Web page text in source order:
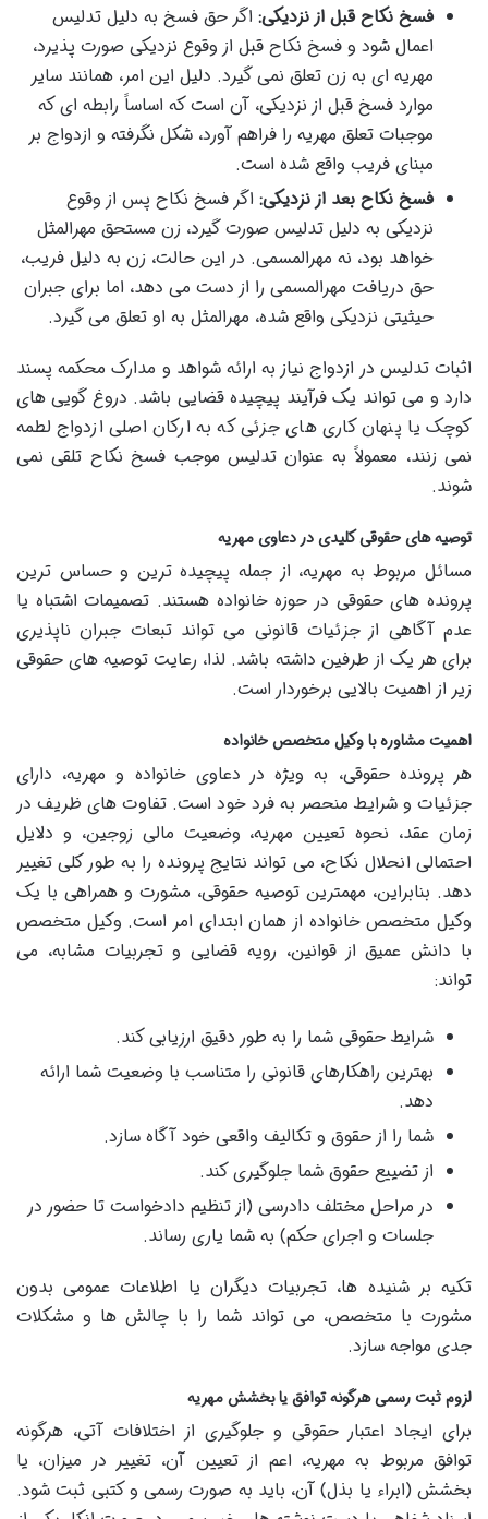
فسخ نکاح قبل از نزدیکی: اگر حق فسخ به دلیل تدلیس
اعمال شود و فسخ نکاح قبل از وقوع نزدیکی صورت پذیرد،
مهریه ای به زن تعلق نمی گیرد. دلیل این امر، همانند سایر
موارد فسخ قبل از نزدیکی، آن است که اساساً رابطه ای که
موجبات تعلق مهریه را فراهم آورد، شکل نگرفته و ازدواج بر
مبنای فریب واقع شده است.
فسخ نکاح بعد از نزدیکی: اگر فسخ نکاح پس از وقوع
نزدیکی به دلیل تدلیس صورت گیرد، زن مستحق مهرالمثل
خواهد بود، نه مهرالمسمی. در این حالت، زن به دلیل فریب،
حق دریافت مهرالمسمی را از دست می دهد، اما برای جبران
حیثیتی نزدیکی واقع شده، مهرالمثل به او تعلق می گیرد.
اثبات تدلیس در ازدواج نیاز به ارائه شواهد و مدارک محکمه پسند
دارد و می تواند یک فرآیند پیچیده قضایی باشد. دروغ گویی های
کوچک یا پنهان کاری های جزئی که به ارکان اصلی ازدواج لطمه
نمی زنند، معمولاً به عنوان تدلیس موجب فسخ نکاح تلقی نمی
شوند.
توصیه های حقوقی کلیدی در دعاوی مهریه
مسائل مربوط به مهریه، از جمله پیچیده ترین و حساس ترین
پرونده های حقوقی در حوزه خانواده هستند. تصمیمات اشتباه یا
عدم آگاهی از جزئیات قانونی می تواند تبعات جبران ناپذیری
برای هر یک از طرفین داشته باشد. لذا، رعایت توصیه های حقوقی
زیر از اهمیت بالایی برخوردار است.
اهمیت مشاوره با وکیل متخصص خانواده
هر پرونده حقوقی، به ویژه در دعاوی خانواده و مهریه، دارای
جزئیات و شرایط منحصر به فرد خود است. تفاوت های ظریف در
زمان عقد، نحوه تعیین مهریه، وضعیت مالی زوجین، و دلایل
احتمالی انحلال نکاح، می تواند نتایج پرونده را به طور کلی تغییر
دهد. بنابراین، مهمترین توصیه حقوقی، مشورت و همراهی با یک
وکیل متخصص خانواده از همان ابتدای امر است. وکیل متخصص
با دانش عمیق از قوانین، رویه قضایی و تجربیات مشابه، می
تواند:
شرایط حقوقی شما را به طور دقیق ارزیابی کند.
بهترین راهکارهای قانونی را متناسب با وضعیت شما ارائه
دهد.
شما را از حقوق و تکالیف واقعی خود آگاه سازد.
از تضییع حقوق شما جلوگیری کند.
در مراحل مختلف دادرسی (از تنظیم دادخواست تا حضور در
جلسات و اجرای حکم) به شما یاری رساند.
تکیه بر شنیده ها، تجربیات دیگران یا اطلاعات عمومی بدون
مشورت با متخصص، می تواند شما را با چالش ها و مشکلات
جدی مواجه سازد.
لزوم ثبت رسمی هرگونه توافق یا بخشش مهریه
برای ایجاد اعتبار حقوقی و جلوگیری از اختلافات آتی، هرگونه
توافق مربوط به مهریه، اعم از تعیین آن، تغییر در میزان، یا
بخشش (ابراء یا بذل) آن، باید به صورت رسمی و کتبی ثبت شود.